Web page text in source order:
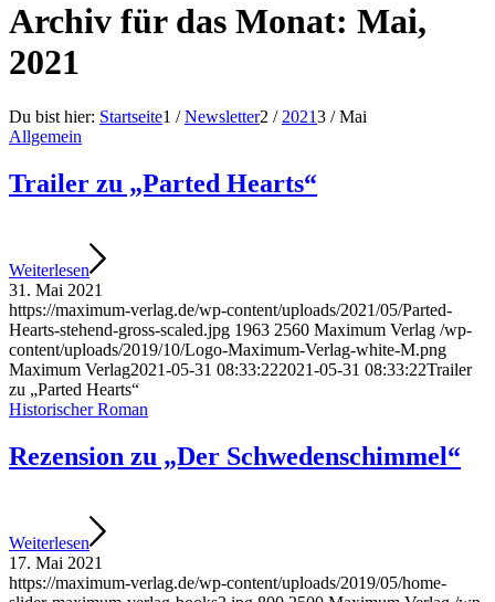
Archiv für das Monat: Mai,
2021
Du bist hier: Startseite1 / Newsletter2 / 20213 / Mai
Allgemein
Trailer zu „Parted Hearts“
Weiterlesen
31. Mai 2021
https://maximum-verlag.de/wp-content/uploads/2021/05/Parted-
Hearts-stehend-gross-scaled.jpg 1963 2560 Maximum Verlag /wp-
content/uploads/2019/10/Logo-Maximum-Verlag-white-M.png
Maximum Verlag2021-05-31 08:33:222021-05-31 08:33:22Trailer
zu „Parted Hearts“
Historischer Roman
Rezension zu „Der Schwedenschimmel“
Weiterlesen
17. Mai 2021
https://maximum-verlag.de/wp-content/uploads/2019/05/home-